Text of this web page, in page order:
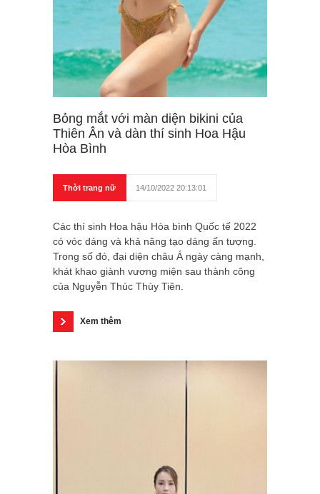
Bỏng mắt với màn diện bikini của
Thiên Ân và dàn thí sinh Hoa Hậu
Hòa Bình
Thời trang nữ 14/10/2022 20:13:01
Các thí sinh Hoa hậu Hòa bình Quốc tế 2022
có vóc dáng và khả năng tạo dáng ấn tượng.
Trong số đó, đại diện châu Á ngày càng mạnh,
khát khao giành vương miện sau thành công
của Nguyễn Thúc Thùy Tiên.
Xem thêm